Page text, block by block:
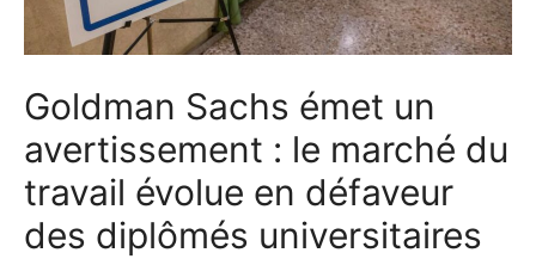
Goldman Sachs émet un
avertissement : le marché du
travail évolue en défaveur
des diplômés universitaires